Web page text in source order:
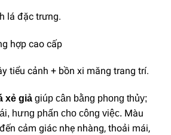
lá đặc trưng.
hợp cao cấp
tiểu cảnh + bồn xi măng trang trí.
xẻ giả giúp cân bằng phong thủy;
hưng phấn cho công việc. Màu
cảm giác nhẹ nhàng, thoải mái,